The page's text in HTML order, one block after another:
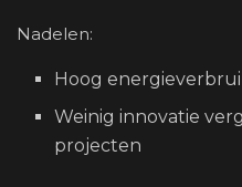
Nadelen:
Hoog
Weinig innovatie
projecten